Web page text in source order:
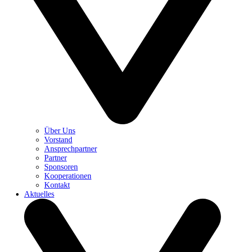
Über Uns
Vorstand
Ansprechpartner
Partner
Sponsoren
Kooperationen
Kontakt
Aktuelles